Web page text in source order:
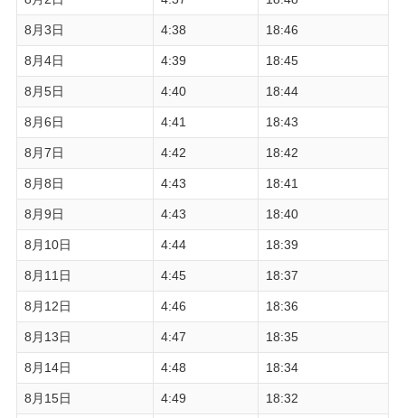
8月3日 4:38 18:46
8月4日 4:39 18:45
8月5日 4:40 18:44
8月6日 4:41 18:43
8月7日 4:42 18:42
8月8日 4:43 18:41
8月9日 4:43 18:40
8月10日 4:44 18:39
8月11日 4:45 18:37
8月12日 4:46 18:36
8月13日 4:47 18:35
8月14日 4:48 18:34
8月15日 4:49 18:32